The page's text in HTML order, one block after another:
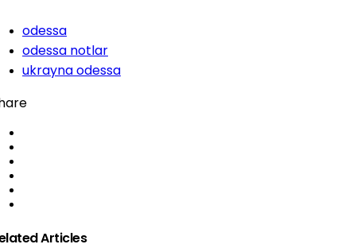
odessa
odessa notlar
ukrayna odessa
Articles